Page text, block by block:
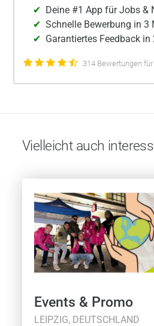
Deine #1 App für Jobs &
Schnelle Bewerbung in 3
Garantiertes Feedback in
314 Bewertungen
Vielleicht auch
Events & Promo
LEIPZIG, DEUTSCHLAND